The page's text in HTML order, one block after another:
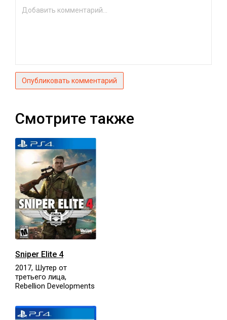
Опубликовать комментарий
Смотрите также
Sniper Elite 4
2017, Шутер от
третьего лица,
Rebellion Developments